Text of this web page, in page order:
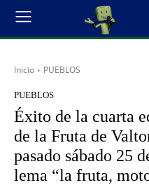
Inicio PUEBLOS
PUEBLOS
Éxito de la cuarta
de la Fruta de
pasado sábado 25
lema “la fruta,